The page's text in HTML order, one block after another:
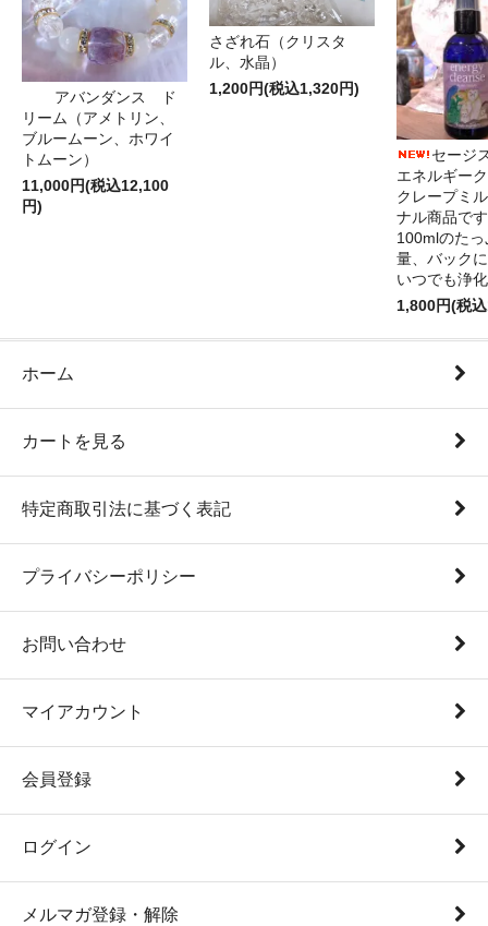
アバンダンス ド
リーム（アメトリン、
ブルームーン、ホワイ
トムーン）
11,000円(税込12,100
円)
さざれ石（クリスタ
ル、水晶）
1,200円(税込1,320円)
セージ
エネルギー
クレープミ
ナル商品で
100mlのた
量、バック
いつでも浄
1,800円(税
ホーム
カートを見る
特定商取引法に基づく表記
プライバシーポリシー
お問い合わせ
マイアカウント
会員登録
ログイン
メルマガ登録・解除